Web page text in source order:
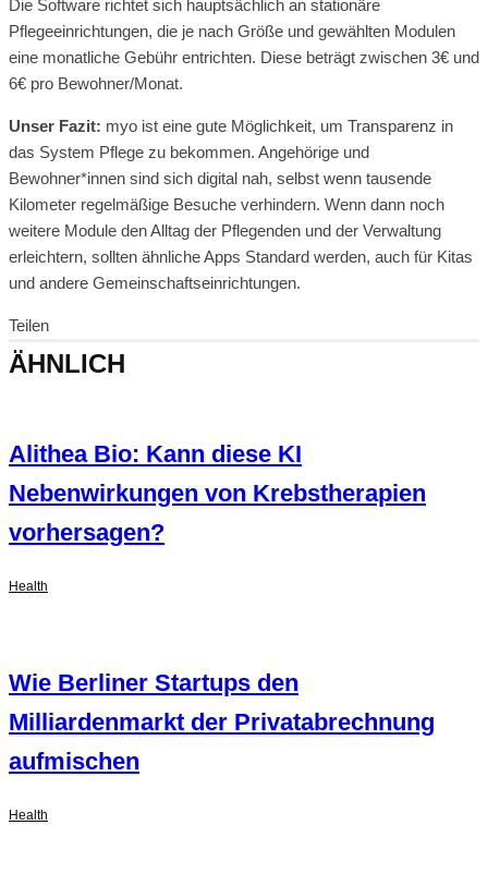
Die Software richtet sich hauptsächlich an stationäre
Pflegeeinrichtungen, die je nach Größe und gewählten Modulen
eine monatliche Gebühr entrichten. Diese beträgt zwischen 3€ und
6€ pro Bewohner/Monat.
Unser Fazit: myo ist eine gute Möglichkeit, um Transparenz in
das System Pflege zu bekommen. Angehörige und
Bewohner*innen sind sich digital nah, selbst wenn tausende
Kilometer regelmäßige Besuche verhindern. Wenn dann noch
weitere Module den Alltag der Pflegenden und der Verwaltung
erleichtern, sollten ähnliche Apps Standard werden, auch für Kitas
und andere Gemeinschaftseinrichtungen.
Teilen
ÄHNLICH
Alithea Bio: Kann diese KI
Nebenwirkungen von Krebstherapien
vorhersagen?
Health
Wie Berliner Startups den
Milliardenmarkt der Privatabrechnung
aufmischen
Health